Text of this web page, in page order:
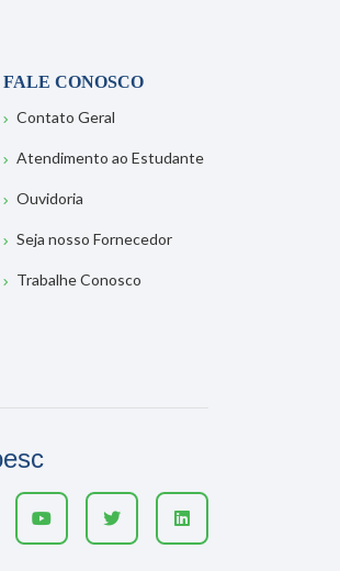
FALE CONOSCO
Contato Geral
Atendimento ao Estudante
Ouvidoria
Seja nosso Fornecedor
Trabalhe Conosco